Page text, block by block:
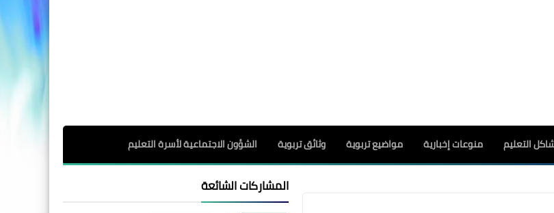
التعليم منوعات إخبارية مواضيع تربوية وثائق تربوية الشؤون الاجتماعية لأسرة التعليم
المشاركات الشائعة